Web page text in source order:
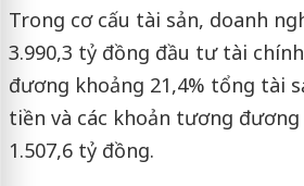
Trong cơ cấu tài sản, doanh
3.990,3 tỷ đồng đầu tư tài
đương khoảng 21,4% tổng tài
tiền và các khoản tương
1.507,6 tỷ đồng.